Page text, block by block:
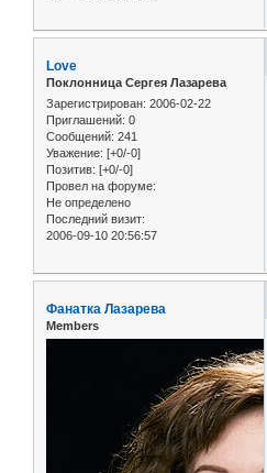
Love
Поклонница Сергея Лазарева
Зарегистрирован: 2006-02-22
Приглашений: 0
Сообщений: 241
Уважение: [+0/-0]
Позитив: [+0/-0]
Провел на форуме:
Не определено
Последний визит:
2006-09-10 20:56:57
Фанатка Лазарева
Members